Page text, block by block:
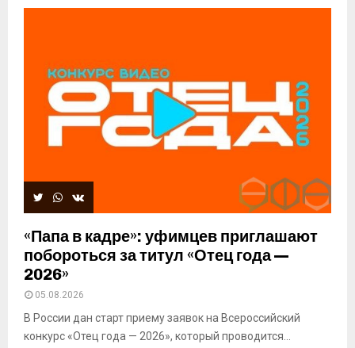
«Папа в кадре»: уфимцев приглашают
побороться за титул «Отец года —
2026»
05.08.2026
В России дан старт приему заявок на Всероссийский
конкурс «Отец года — 2026», который проводится...